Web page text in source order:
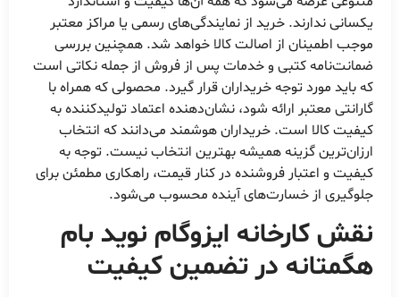
یکسانی ندارند. خرید از نمایندگی‌های رسمی یا مراکز معتبر
موجب اطمینان از اصالت کالا خواهد شد. همچنین بررسی
ضمانت‌نامه کتبی و خدمات پس از فروش از جمله نکاتی است
که باید مورد توجه خریداران قرار گیرد. محصولی که همراه با
گارانتی معتبر ارائه شود، نشان‌دهنده اعتماد تولیدکننده به
کیفیت کالا است. خریداران هوشمند می‌دانند که انتخاب
ارزان‌ترین گزینه همیشه بهترین انتخاب نیست. توجه به
کیفیت و اعتبار فروشنده در کنار قیمت، راهکاری مطمئن برای
جلوگیری از خسارت‌های آینده محسوب می‌شود.
نقشکارخانه ایزوگام نوید بام
هگمتانه در تضمین کیفیت